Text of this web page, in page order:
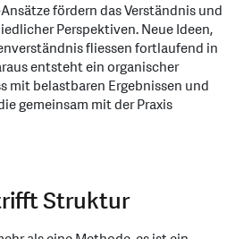
fördern das Verständnis und
Perspektiven. Neue Ideen,
fliessen fortlaufend in
entsteht ein organischer
mit belastbaren Ergebnissen und
gemeinsam mit der Praxis
Struktur